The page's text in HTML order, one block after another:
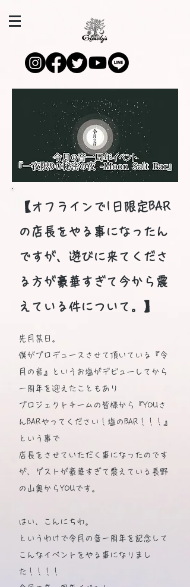
【オフラインで1日限定BAR
の店長をやる事になったん
ですが、遊びに来てくださ
る方が豪華すぎて今から震
えている件について。】
先月某日。
僕がプロデュースさせて頂いている『令
月の音』というお塩がデビューしてから
一周年を迎えたこともあり
プロジェクトチームの皆様から『YOUさ
んBARやってください！塩のBAR！！！』
という事で
店長をさせていただく事になったのです
が、ゲストが豪華すぎて震えている長野
の山奥からYOUです。
はい、こんにちわ。
というわけで令月の音一周年を記念して
こんなイベントをやる事になりまし
た！！！！